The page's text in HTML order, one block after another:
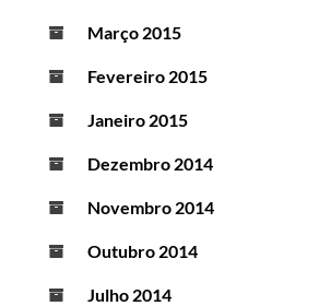
Março 2015
Fevereiro 2015
Janeiro 2015
Dezembro 2014
Novembro 2014
Outubro 2014
Julho 2014